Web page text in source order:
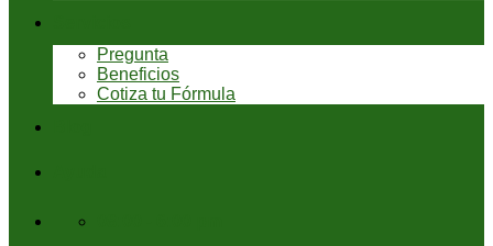
Pregunta
Beneficios
Cotiza tu Fórmula